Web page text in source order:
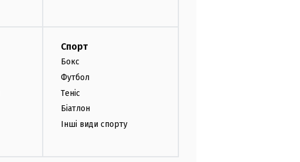
Спорт
Бокс
Футбол
Теніс
Біатлон
Інші види спорту